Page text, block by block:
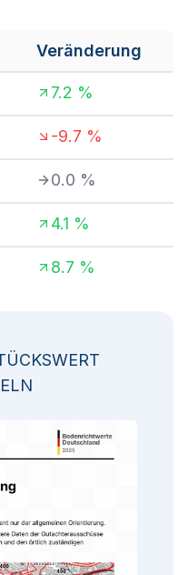
Veränderung
7.2 %
-9.7 %
0.0 %
4.1 %
8.7 %